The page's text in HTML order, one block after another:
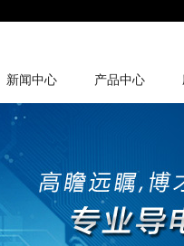
新闻中心 产品中心